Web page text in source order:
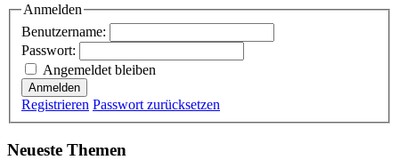
Anmelden
Benutzername:
Passwort:
Angemeldet bleiben
Anmelden
Registrieren Passwort zurücksetzen
Neueste Themen